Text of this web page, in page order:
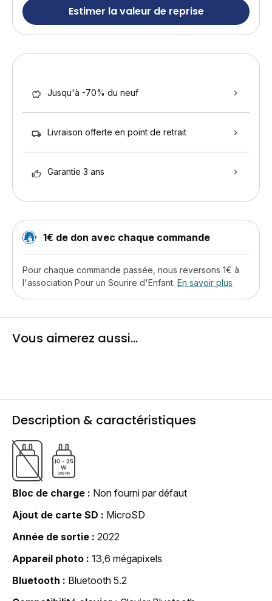
Estimer la valeur de reprise
Jusqu'à -70% du neuf
Livraison offerte en point de retrait
Garantie 3 ans
1€ de don avec chaque commande
Pour chaque commande passée, nous reversons 1€ à
l'association Pour un Sourire d'Enfant. En savoir plus
Vous aimerez aussi...
Description & caractéristiques
Bloc de charge
Non fourni par défaut
Ajout de carte SD
MicroSD
Année de sortie
2022
Appareil photo
13,6 mégapixels
Bluetooth
Bluetooth 5.2